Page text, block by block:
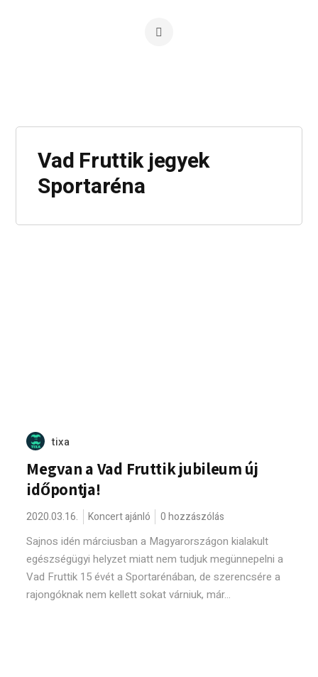
Vad Fruttik jegyek
Sportaréna
tixa
Megvan a Vad Fruttik jubileum új
időpontja!
2020.03.16. Koncert ajánló 0 hozzászólás
Sajnos idén márciusban a Magyarországon kialakult
egészségügyi helyzet miatt nem tudjuk megünnepelni a
Vad Fruttik 15 évét a Sportarénában, de szerencsére a
rajongóknak nem kellett sokat várniuk, már...